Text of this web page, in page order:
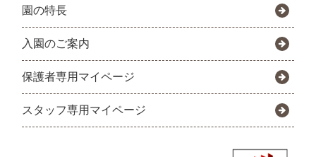
園の特長
入園のご案内
保護者専用マイページ
スタッフ専用マイページ